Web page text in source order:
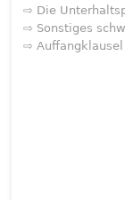
⇨ Die
⇨ Sonstiges
⇨ Auffangklausel